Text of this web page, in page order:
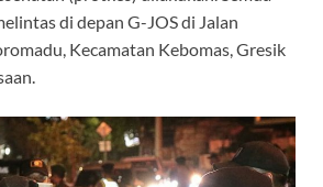
di depan G-JOS di Jalan
Kecamatan Kebomas, Gresik